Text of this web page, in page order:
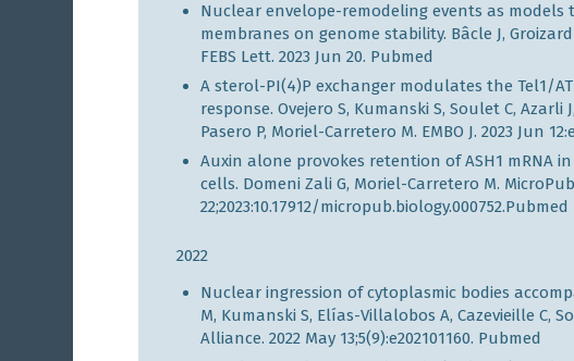
Nuclear envelope-remodeling events as
membranes on genome stability. Bâcle J,
FEBS Lett. 2023 Jun 20. Pubmed
A sterol-PI(4)P exchanger modulates the Tel1/
response. Ovejero S, Kumanski S, Soulet C,
Pasero P, Moriel-Carretero M. EMBO J. 2023 Jun
Auxin alone provokes retention ofASH1 mRNA
cells. Domeni Zali G, Moriel-Carretero M.
22;2023:10.17912/micropub.biology.000752.Pubmed
2022
Nuclear ingression of cytoplasmic bodies
M, Kumanski S, Elías-Villalobos A, Cazevieille C,
Alliance. 2022 May 13;5(9):e202101160. Pubmed